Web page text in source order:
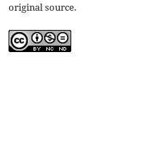
original source.